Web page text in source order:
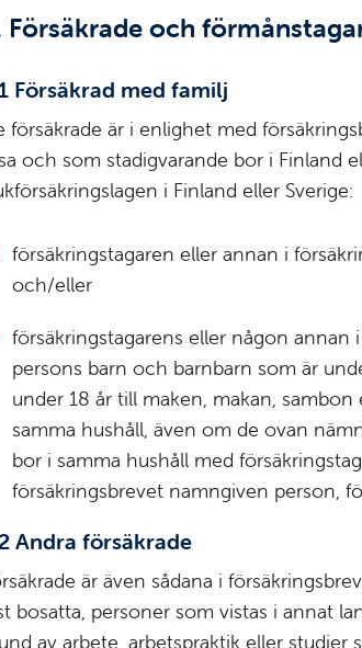
Försäkrade och
Försäkrad med familj
försäkrade är i enlighet med
och som stadigvarande bor i ­Finland
i Finland eller Sverige:
försäkringstagaren eller annan i
och/eller
försäkringstagarens eller någon annan
persons barn och barnbarn som är
under 18 år till maken, makan,
samma hushåll, även om de ovan
bor i samma hushåll med
försäkringsbrevet namngiven person,
Andra försäkrade
är även sådana i
bosatta, personer som vistas i annat
av arbete, arbetspraktik eller studier